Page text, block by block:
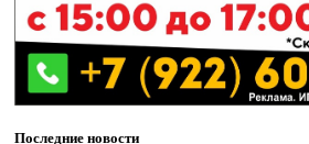
Последние новости